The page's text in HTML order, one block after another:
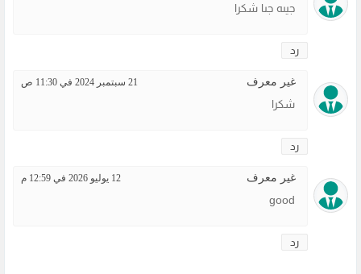
جيىه جىا شكرا
رد
غير معرف 21 سبتمبر 2024 في 11:30 ص
شكرا
رد
غير معرف 12 يوليو 2026 في 12:59 م
good
رد